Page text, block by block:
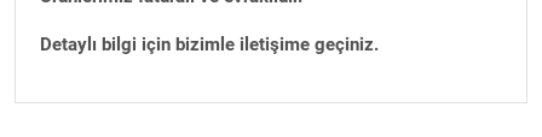
Detaylı bilgi için bizimle iletişime geçiniz.